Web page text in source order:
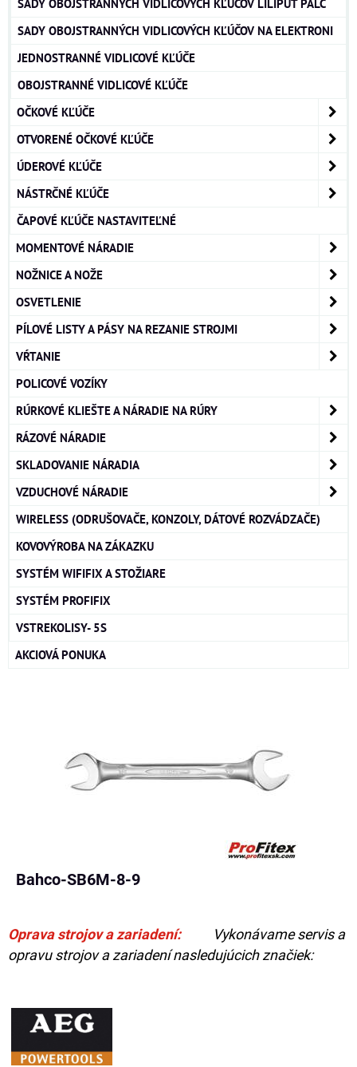
SADY OBOJSTRANNÝCH VIDLICOVÝCH KĽÚČOV LILIPUT PALC
SADY OBOJSTRANNÝCH VIDLICOVÝCH KĽÚČOV NA ELEKTRONI
JEDNOSTRANNÉ VIDLICOVÉ KĽÚČE
OBOJSTRANNÉ VIDLICOVÉ KĽÚČE
OČKOVÉ KĽÚČE
OTVORENÉ OČKOVÉ KĽÚČE
ÚDEROVÉ KĽÚČE
NÁSTRČNÉ KĽÚČE
ČAPOVÉ KĽÚČE NASTAVITEĽNÉ
MOMENTOVÉ NÁRADIE
NOŽNICE A NOŽE
OSVETLENIE
PÍLOVÉ LISTY A PÁSY NA REZANIE STROJMI
VŔTANIE
POLICOVÉ VOZÍKY
RÚRKOVÉ KLIEŠTE A NÁRADIE NA RÚRY
RÁZOVÉ NÁRADIE
SKLADOVANIE NÁRADIA
VZDUCHOVÉ NÁRADIE
WIRELESS (ODRUŠOVAČE, KONZOLY, DÁTOVÉ ROZVÁDZAČE)
KOVOVÝROBA NA ZÁKAZKU
SYSTÉM WIFIFIX A STOŽIARE
SYSTÉM PROFIFIX
VSTREKOLISY- 5S
AKCIOVÁ PONUKA
Bahco-SB6M-8-9
Oprava strojov a zariadení:
Vykonávame servis a
opravu strojov a zariadení nasledujúcich značiek: